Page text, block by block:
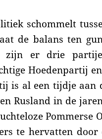
schommelt
de balans ten
zijn er drie
Hoedenpartij
is al een tijdje aan
Rusland in de
Pommerse
te hervatten